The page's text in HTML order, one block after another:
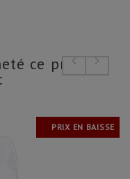
ce produit
PRIX EN BAISSE